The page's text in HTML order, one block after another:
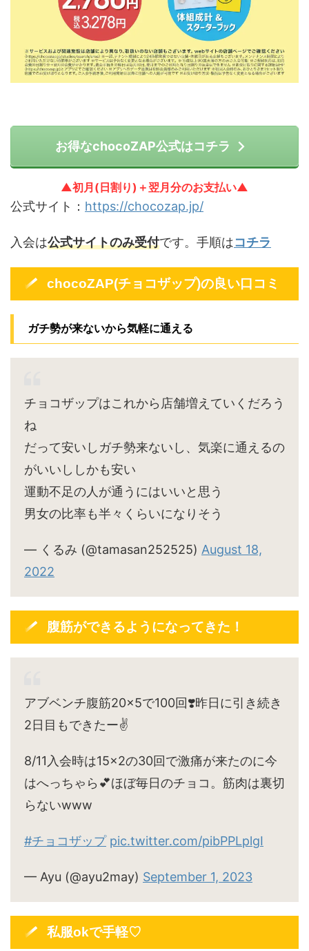
お得なchocoZAP公式はコチラ
▲初月(日割り)＋翌月分のお支払い▲
公式サイト： https://chocozap.jp/
入会は公式サイトのみ受付です。手順はコチラ
chocoZAP(チョコザップ)の良い口コミ
ガチ勢が来ないから気軽に通える
チョコザップはこれから店舗増えていくだろう
ね
だって安いしガチ勢来ないし、気楽に通えるの
がいいししかも安い
運動不足の人が通うにはいいと思う
男女の比率も半々くらいになりそう
— くるみ (@tamasan252525) August 18,
2022
腹筋ができるようになってきた！
アブベンチ腹筋20×5で100回❣️昨日に引き続き
2日目もできたー✌️
8/11入会時は15×2の30回で激痛が来たのに今
はへっちゃら💕ほぼ毎日のチョコ。筋肉は裏切
らないwww
#チョコザップ pic.twitter.com/pibPPLplgI
— Ayu (@ayu2may) September 1, 2023
私服okで手軽♡